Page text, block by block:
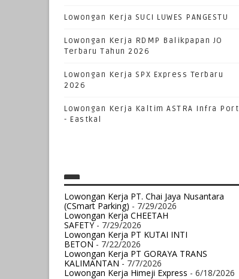
Lowongan Kerja SUCI LUWES PANGESTU
Lowongan Kerja RDMP Balikpapan JO
Terbaru Tahun 2026
Lowongan Kerja SPX Express Terbaru
2026
Lowongan Kerja Kaltim ASTRA Infra Port
- Eastkal
Lowongan Kerja PT. Chai Jaya Nusantara
(CSmart Parking) - 7/29/2026
Lowongan Kerja CHEETAH
SAFETY- 7/29/2026
Lowongan Kerja PT KUTAI INTI
BETON- 7/22/2026
Lowongan Kerja PT GORAYA TRANS
KALIMANTAN- 7/7/2026
Lowongan Kerja Himeji Express - 6/18/2026